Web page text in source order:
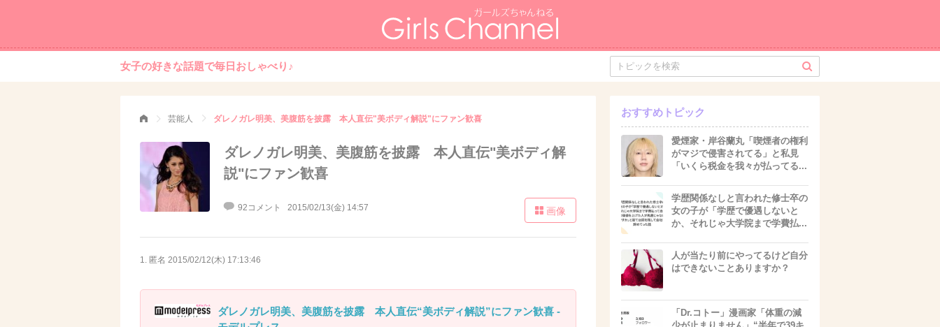
女子の好きな話題で毎日おしゃべり♪
芸能人 ダレノガレ明美、美腹筋を披露 本人直伝"美ボディ解説"にファン歓喜
ダレノガレ明美、美腹筋を披露 本人直伝"美ボディ解
説"にファン歓喜
92コメント 2015/02/13(金) 14:57 画像
1. 匿名 2015/02/12(木) 17:13:46
ダレノガレ明美、美腹筋を披露 本人直伝“美ボディ解説”にファン歓喜 -
おすすめトピック
愛煙家・岸谷蘭丸「喫煙者の権利
がマジで侵害されてる」と私見
「いくら税金を我々が払ってる...
学歴関係なしと言われた修士卒の
女の子が「学歴で優遇しないと
か、それじゃ大学院まで学費払...
人が当たり前にやってるけど自分
はできないことありますか？
「Dr.コトー」漫画家「体重の減